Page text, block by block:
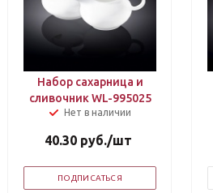
Набор сахарница и
сливочник WL-995025
Нет в наличии
40.30 руб./шт
ПОДПИСАТЬСЯ